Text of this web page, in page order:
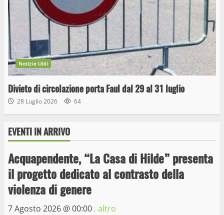
Notizie Utili
Divieto di circolazione porta Faul dal 29 al 31 luglio
28 Luglio 2026 64
EVENTI IN ARRIVO
Acquapendente, “La Casa di Hilde” presenta
il progetto dedicato al contrasto della
violenza di genere
7 Agosto 2026 @00:00 , altro
3
Wiplanet Baseball supera il Napoli
9 Maggio 2023